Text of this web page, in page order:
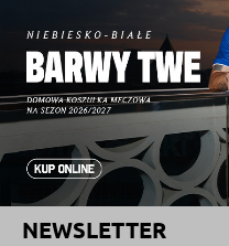
NEWSLETTER